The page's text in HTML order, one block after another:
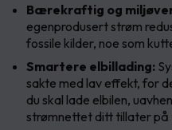
Bærekraftig og
egenprodusert strøm
fossile kilder, noe som
Smartere elbillading:
sakte med lav effekt, for
du skal lade elbilen,
strømnettet ditt tillater på